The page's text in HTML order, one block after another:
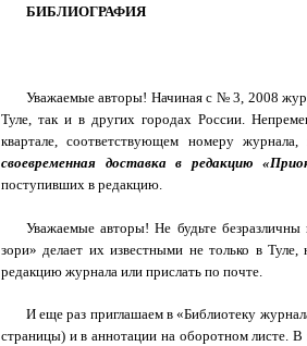
БИБЛИОГРАФИЯ
Уважаемые авторы! Начиная с № 3, 2008
Туле, так и в других городах России.
квартале, соответствующем номеру
своевременная доставка в редакцию
поступивших в редакцию.
Уважаемые авторы! Не будьте
зори» делает их известными не только в
редакцию журнала или прислать по почте.
И еще раз приглашаем в «Библиотеку
страницы) и в аннотации на оборотном листе.